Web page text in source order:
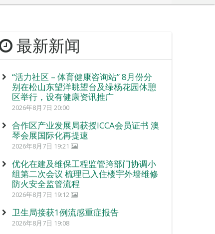
最新新闻
“活力社区 – 体育健康咨询站” 8月份分
别在松山东望洋眺望台及绿杨花园休憩
区举行，设有健康资讯推广
2026年8月7日 20:00
合作区产业发展局获授ICCA会员证书 澳
琴会展国际化再提速
2026年8月7日 19:21
优化在建及维保工程监管跨部门协调小
组第二次会议 梳理已入住楼宇外墙维修
防火安全监管流程
2026年8月7日 19:12
卫生局接获1例流感重症报告
2026年8月7日 19:08